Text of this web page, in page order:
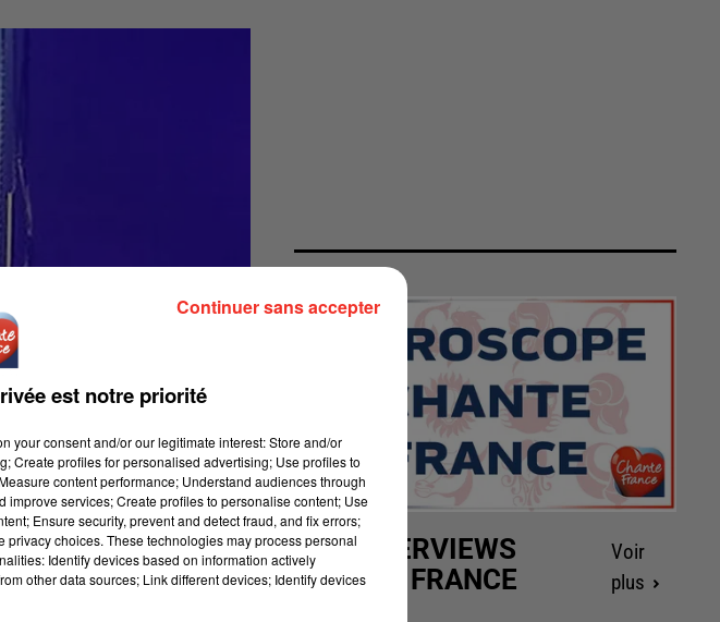
LES INTERVIEWS
CHANTE FRANCE
Voir
plus
est notre priorité
your consent and/or our legitimate interest: Store and/or
Create profiles for personalised advertising; Use profiles to
content performance; Understand audiences through
services; Create profiles to personalise content; Use
Ensure security, prevent and detect fraud, and fix errors;
choices. These technologies may process personal
Identify devices based on information actively
other data sources; Link different devices; Identify devices
Continuer sans accepter